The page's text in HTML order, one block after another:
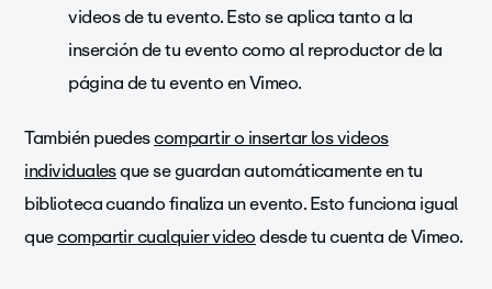
videos de tu evento. Esto se aplica tanto a la
inserción de tu evento como al reproductor de la
página de tu evento en Vimeo.
También puedescompartir o insertar los videos
individualesque se guardan automáticamente en tu
biblioteca cuando finaliza un evento. Esto funciona igual
quecompartir cualquier videodesde tu cuenta de Vimeo.